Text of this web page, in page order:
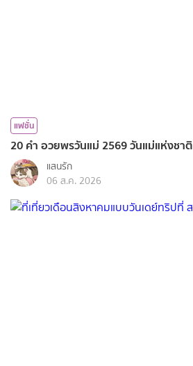
แฟชั่น
20 คำ อวยพรวันแม่ 2569 วันแม่แห่งชาติ
แสนรัก
06 ส.ค. 2026